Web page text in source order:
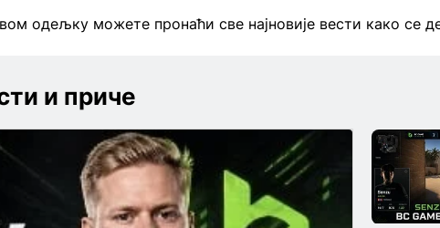
одељку можете пронаћи све најновије вести како се
и приче